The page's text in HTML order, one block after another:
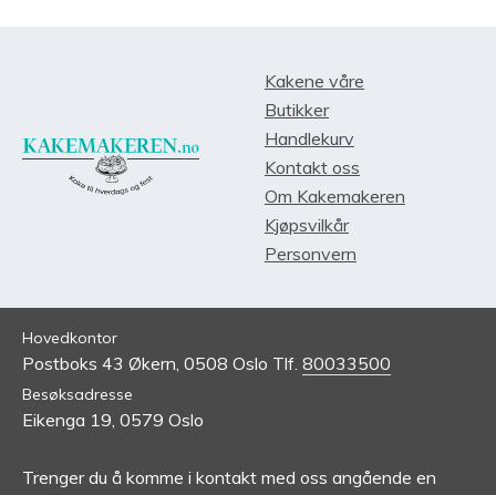
Kakene våre
Butikker
Handlekurv
Kontakt oss
Om Kakemakeren
Kjøpsvilkår
Personvern
Hovedkontor
Postboks 43 Økern, 0508 Oslo Tlf. 80033500
Besøksadresse
Eikenga 19, 0579 Oslo
Trenger du å komme i kontakt med oss angående en